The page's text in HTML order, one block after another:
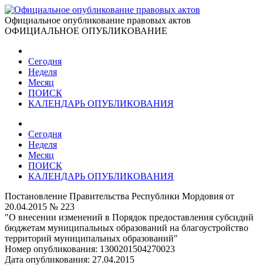
Официальное опубликование правовых актов
ОФИЦИАЛЬНОЕ ОПУБЛИКОВАНИЕ
Сегодня
Неделя
Месяц
ПОИСК
КАЛЕНДАРЬ ОПУБЛИКОВАНИЯ
Сегодня
Неделя
Месяц
ПОИСК
КАЛЕНДАРЬ ОПУБЛИКОВАНИЯ
Постановление Правительства Республики Мордовия от
20.04.2015 № 223
"О внесении изменений в Порядок предоставления субсидий
бюджетам муниципальных образований на благоустройство
территорий муниципальных образований"
Номер опубликования: 1300201504270023
Дата опубликования: 27.04.2015